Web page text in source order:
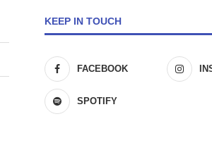
KEEP IN TOUCH
FACEBOOK
SPOTIFY